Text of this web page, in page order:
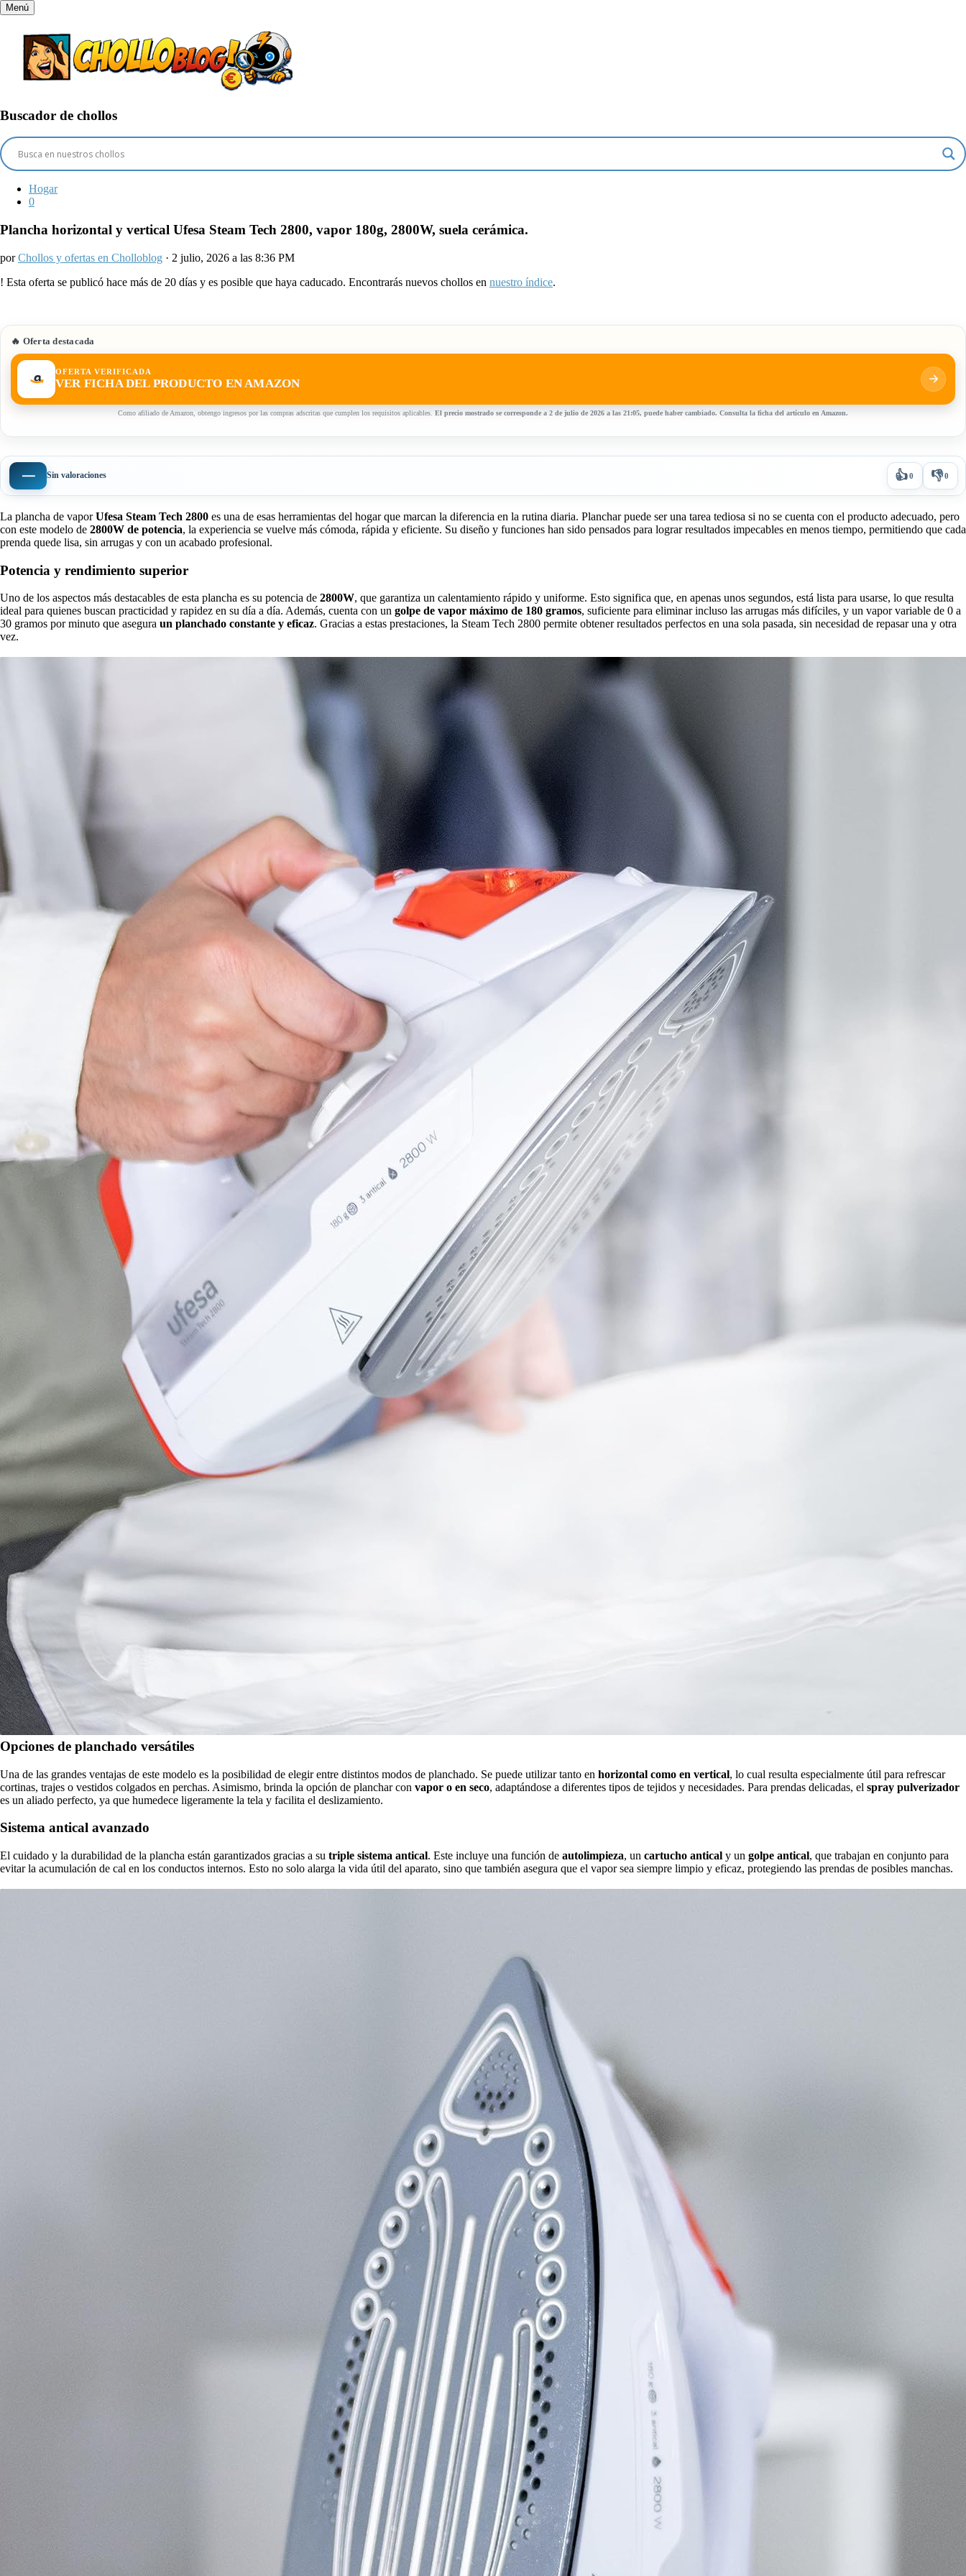
Menú
Buscador de chollos
Hogar
0
Plancha horizontal y vertical Ufesa Steam Tech 2800, vapor 180g, 2800W, suela cerámica.
porChollos y ofertas en Cholloblog · 2 julio, 2026 a las 8:36 PM
! Esta oferta se publicó hace más de 20 días y es posible que haya caducado. Encontrarás nuevos chollos en nuestro índice.
🔥 Oferta destacada
OFERTA VERIFICADA
VER FICHA DEL PRODUCTO EN AMAZON
Como afiliado de Amazon, obtengo ingresos por las compras adscritas que cumplen los requisitos aplicables. El precio mostrado se corresponde a 2 de julio de 2026 a las 21:05, puede haber cambiado. Consulta la ficha del artículo en Amazon.
— Sin valoraciones 👍0 👎0
La plancha de vaporUfesa Steam Tech 2800 es una de esas herramientas del hogar que marcan la diferencia en la rutina diaria. Planchar puede ser una tarea tediosa si no se cuenta con el producto adecuado, pero
con este modelo de 2800W de potencia, la experiencia se vuelve más cómoda, rápida y eficiente. Su diseño y funciones han sido pensados para lograr resultados impecables en menos tiempo, permitiendo que cada
prenda quede lisa, sin arrugas y con un acabado profesional.
Potencia y rendimiento superior
Uno de los aspectos más destacables de esta plancha es su potencia de 2800W, que garantiza un calentamiento rápido y uniforme. Esto significa que, en apenas unos segundos, está lista para usarse, lo que resulta
ideal para quienes buscan practicidad y rapidez en su día a día. Además, cuenta con un golpe de vapor máximo de 180 gramos, suficiente para eliminar incluso las arrugas más difíciles, y un vapor variable de 0 a
30 gramos por minuto que asegura un planchado constante y eficaz. Gracias a estas prestaciones, la Steam Tech 2800 permite obtener resultados perfectos en una sola pasada, sin necesidad de repasar una y otra
vez.
Opciones de planchado versátiles
Una de las grandes ventajas de este modelo es la posibilidad de elegir entre distintos modos de planchado. Se puede utilizar tanto en horizontal como en vertical, lo cual resulta especialmente útil para refrescar
cortinas, trajes o vestidos colgados en perchas. Asimismo, brinda la opción de planchar con vapor o en seco, adaptándose a diferentes tipos de tejidos y necesidades. Para prendas delicadas, el spray pulverizador
es un aliado perfecto, ya que humedece ligeramente la tela y facilita el deslizamiento.
Sistema antical avanzado
El cuidado y la durabilidad de la plancha están garantizados gracias a su triple sistema antical. Este incluye una función de autolimpieza, un cartucho antical y un golpe antical, que trabajan en conjunto para
evitar la acumulación de cal en los conductos internos. Esto no solo alarga la vida útil del aparato, sino que también asegura que el vapor sea siempre limpio y eficaz, protegiendo las prendas de posibles manchas.